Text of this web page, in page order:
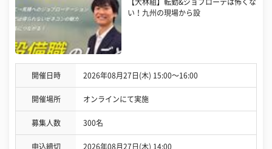
【大林組】転勤&ジョブローテは怖くな
い！九州の現場から設
開催日時 2026年08月27日(木) 15:00〜16:00
開催場所 オンラインにて実施
募集人数 300名
申込締切 2026年08月27日(木) 14:00